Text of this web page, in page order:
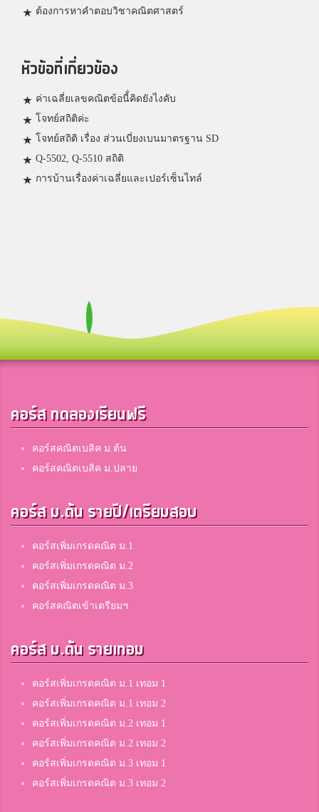
ต้องการหาคำตอบวิชาคณิตศาสตร์
หัวข้อที่เกี่ยวข้อง
ค่าเฉลี่ยเลขคณิตข้อนี้่คิดยังไงคับ
โจทย์สถิติค่ะ
โจทย์สถิติ เรื่อง ส่วนเบี่ยงเบนมาตรฐาน SD
Q-5502, Q-5510 สถิติ
การบ้านเรื่องค่าเฉลี่ยและเปอร์เซ็นไทล์
คอร์ส ทดลองเรียนฟรี
คอร์สคณิตเบสิค ม.ต้น
คอร์สคณิตเบสิค ม.ปลาย
คอร์ส ม.ต้น รายปี/เตรียมสอบ
คอร์สเพิ่มเกรดคณิต ม.1
คอร์สเพิ่มเกรดคณิต ม.2
คอร์สเพิ่มเกรดคณิต ม.3
คอร์สคณิตเข้าเตรียมฯ
คอร์ส ม.ต้น รายเทอม
คอร์สเพิ่มเกรดคณิต ม.1 เทอม 1
คอร์สเพิ่มเกรดคณิต ม.1 เทอม 2
คอร์สเพิ่มเกรดคณิต ม.2 เทอม 1
คอร์สเพิ่มเกรดคณิต ม.2 เทอม 2
คอร์สเพิ่มเกรดคณิต ม.3 เทอม 1
คอร์สเพิ่มเกรดคณิต ม.3 เทอม 2